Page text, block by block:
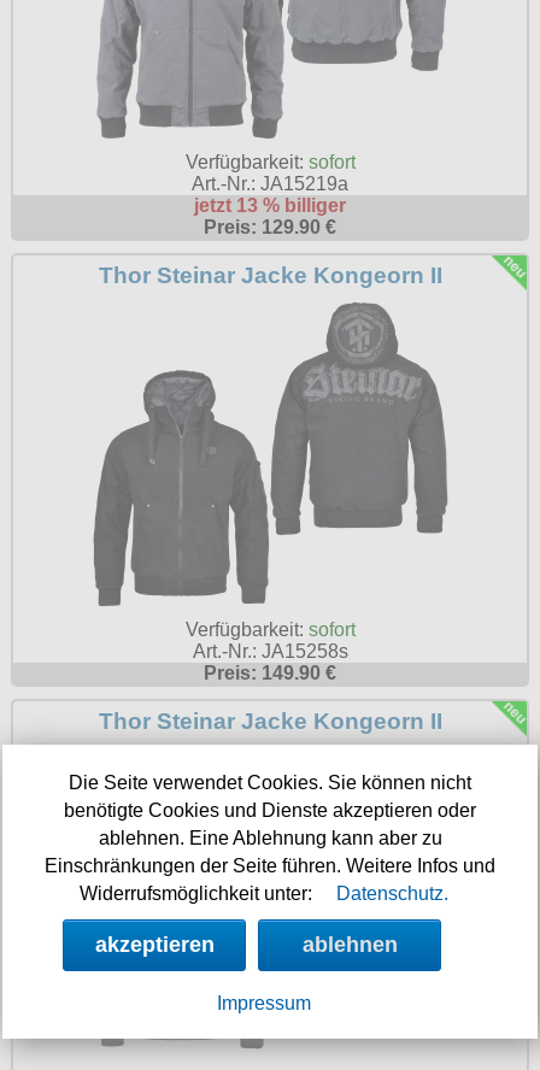
Verfügbarkeit: sofort
Art.-Nr.: JA15219a
jetzt 13 % billiger
Preis: 129.90 €
Thor Steinar Jacke Kongeorn II
Verfügbarkeit: sofort
Art.-Nr.: JA15258s
Preis: 149.90 €
Thor Steinar Jacke Kongeorn II
Die Seite verwendet Cookies. Sie können nicht
benötigte Cookies und Dienste akzeptieren oder
ablehnen. Eine Ablehnung kann aber zu
Einschränkungen der Seite führen. Weitere Infos und
Widerrufsmöglichkeit unter:
Datenschutz.
akzeptieren ablehnen
Impressum